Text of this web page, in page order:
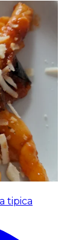
tipica